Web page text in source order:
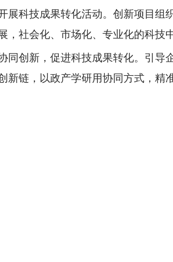
展科技成果转化活动。创新项目组
社会化、市场化、专业化的科技
同创新，促进科技成果转化。引导
新链，以政产学研用协同方式，精